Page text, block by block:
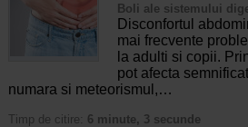
Boli ale sistemului
Disconfortul
mai frecvente
la adulti si copii.
pot afecta
numara si meteorismul,…
Timp de citire: 6 minute, 3 secunde